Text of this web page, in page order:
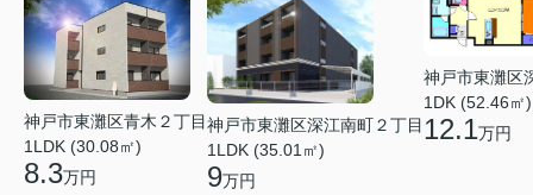
神戸市東灘区青木２丁目
1LDK (30.08㎡)
8.3万円
神戸市東灘区深江南町２丁目
1LDK (35.01㎡)
9万円
神戸市東灘区
1DK (52.46㎡)
12.1万円